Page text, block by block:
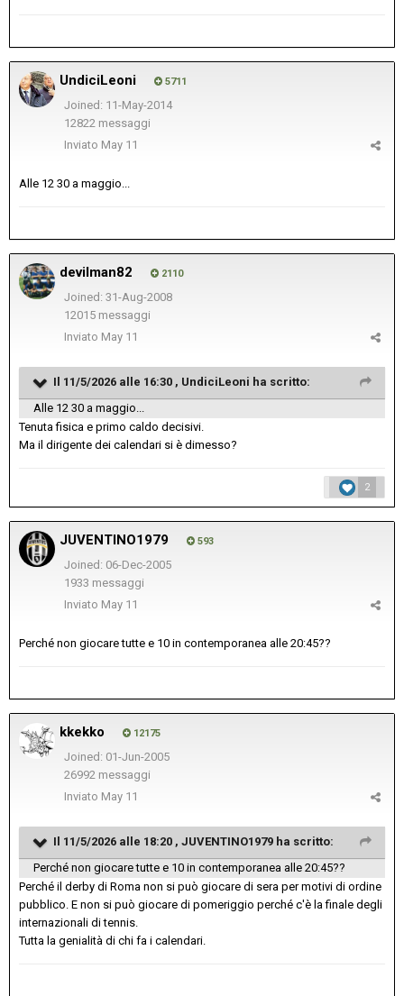
UndiciLeoni 5711
Joined: 11-May-2014
12822 messaggi
Inviato May 11
Alle 12 30 a maggio...
devilman82 2110
Joined: 31-Aug-2008
12015 messaggi
Inviato May 11
Il 11/5/2026 alle 16:30 , UndiciLeoni ha scritto:
Alle 12 30 a maggio...
Tenuta fisica e primo caldo decisivi.
Ma il dirigente dei calendari si è dimesso?
2
JUVENTINO1979 593
Joined: 06-Dec-2005
1933 messaggi
Inviato May 11
Perché non giocare tutte e 10 in contemporanea alle 20:45??
kkekko 12175
Joined: 01-Jun-2005
26992 messaggi
Inviato May 11
Il 11/5/2026 alle 18:20 , JUVENTINO1979 ha scritto:
Perché non giocare tutte e 10 in contemporanea alle 20:45??
Perché il derby di Roma non si può giocare di sera per motivi di ordine
pubblico. E non si può giocare di pomeriggio perché c'è la finale degli
internazionali di tennis.
Tutta la genialità di chi fa i calendari.